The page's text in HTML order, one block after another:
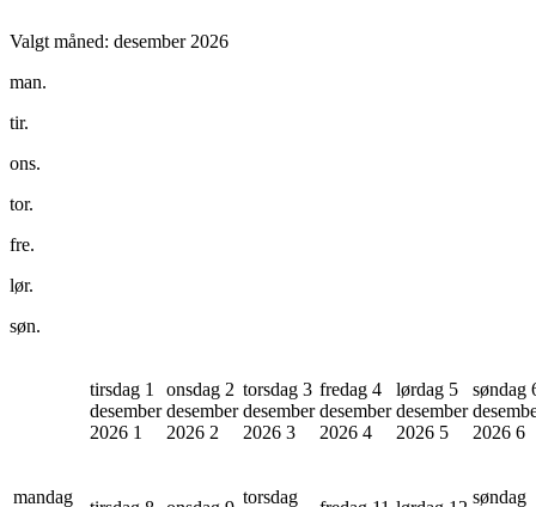
Valgt måned: desember 2026
man.
tir.
ons.
tor.
fre.
lør.
søn.
tirsdag 1
desember
2026 1
onsdag 2
desember
2026 2
torsdag 3
desember
2026 3
fredag 4
desember
2026 4
lørdag 5
desember
2026 5
søndag
2026 6
mandag torsdag søndag